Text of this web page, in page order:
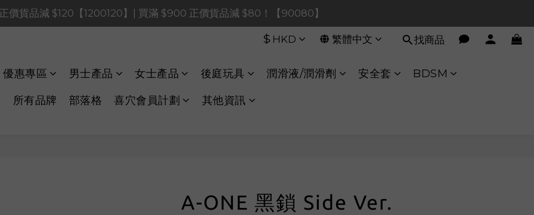
價貨品減 $120【1200120】| 買滿 $900 正價貨品減 $80！【90080】
價貨品減 $120【1200120】| 買滿 $900 正價貨品減 $80！【90080】
正價貨品減 $40【60040】| 買滿 $400 正價貨品減 $20【40020】
Payments FPS將於 2026 年 8 月 9 日（日）凌晨 01:00 至 11:00 暫停交易
價貨品減 $120【1200120】| 買滿 $900 正價貨品減 $80！【90080】
$ HKD 繁體中文 找商品
優惠專區 男士產品 女士產品 後庭玩具 潤滑液/潤滑劑 安全套 BDSM
所有品牌 部落格 喜穴會員計劃 其他資訊
A-ONE 黑鎖 Side Ver.